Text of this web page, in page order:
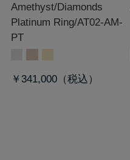
Amethyst/Diamonds
Platinum Ring/AT02-AM-
PT
￥341,000